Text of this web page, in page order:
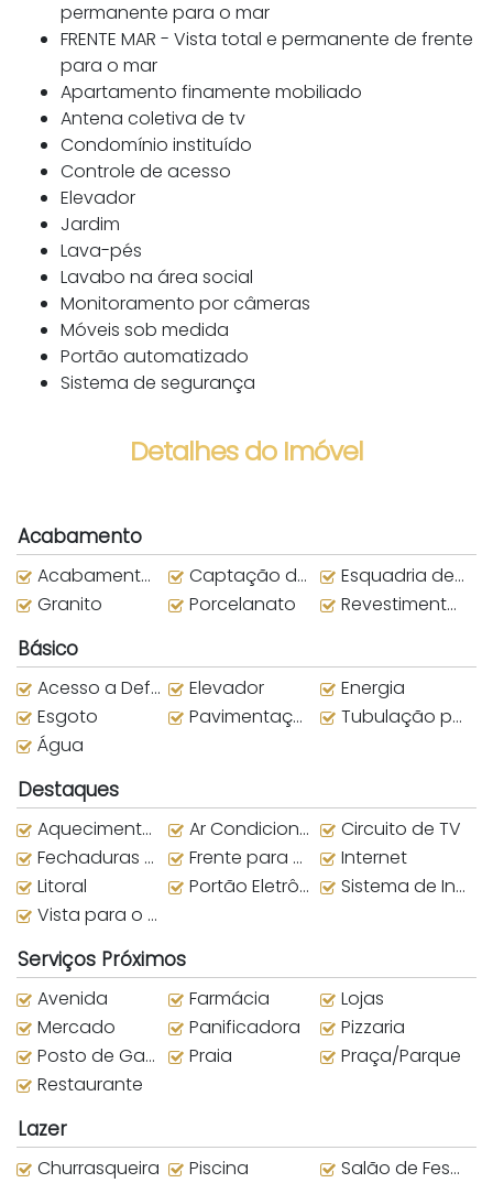
permanente para o mar
FRENTE MAR - Vista total e permanente de frente
para o mar
Apartamento finamente mobiliado
Antena coletiva de tv
Condomínio instituído
Controle de acesso
Elevador
Jardim
Lava-pés
Lavabo na área social
Monitoramento por câmeras
Móveis sob medida
Portão automatizado
Sistema de segurança
Detalhes do Imóvel
Acabamento
Acabamento em Gesso Captação de Água da Chuva
Esquadria de alumínio
Granito
Porcelanato Revestimento externo
Básico
Acesso a Deficientes Elevador
Energia
Esgoto
Pavimentação
Tubulação para água quente
Água
Destaques
Aquecimento Central Ar Condicionado
Circuito de TV
Fechaduras com biometria
Frente para o Mar
Internet
Litoral
Portão Eletrônico
Sistema de Incêndio
Vista para o Mar
Serviços Próximos
Avenida Farmácia
Lojas
Mercado
Panificadora
Pizzaria
Posto de Gasolina
Praia
Praça/Parque
Restaurante
Lazer
Churrasqueira Piscina Salão de Festas